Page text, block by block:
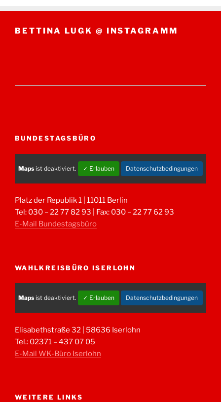
BETTINA LUGK @ INSTAGRAMM
BUNDESTAGSBÜRO
Maps ist deaktiviert. ✓ Erlauben Datenschutzbedingungen
Platz der Republik 1 | 11011 Berlin
Tel: 030 – 22 77 82 93 | Fax: 030 – 22 77 62 93
E-Mail Bundestagsbüro
WAHLKREISBÜRO ISERLOHN
Maps ist deaktiviert. ✓ Erlauben Datenschutzbedingungen
Elisabethstraße 32 | 58636 Iserlohn
Tel.: 02371 – 437 07 05
E-Mail WK-Büro Iserlohn
WEITERE LINKS